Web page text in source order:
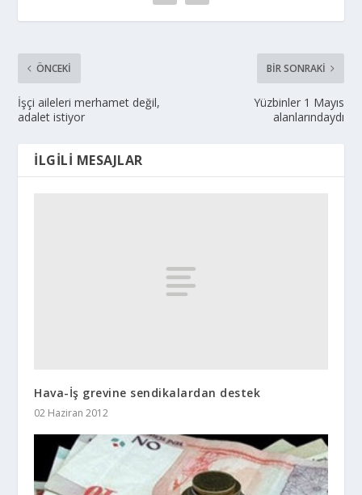
ÖNCEKI
İşçi aileleri merhamet değil,
adalet istiyor
BIR SONRAKI
Yüzbinler 1 Mayıs
alanlarındaydı
İLGILI MESAJLAR
Hava-İş grevine sendikalardan destek
02 Haziran 2012